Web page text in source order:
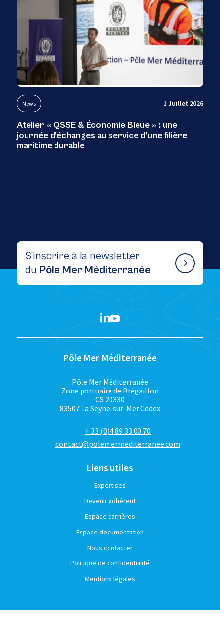
News 1 Juillet 2026
Atelier « QSSE & Économie Bleue » : une
journée d’échanges au service d’une filière
maritime durable
S’inscrire à la newsletter
du Pôle Mer Méditerranée
Pôle Mer Méditerranée
Pôle Mer Méditerranée
Zone portuaire de Brégaillon
CS 20330
83507 La Seyne-sur-Mer Cedex
+ 33 (0)4 89 33 00 70
contact@polemermediterranee.com
Liens utiles
Expertises
Devenir adhérent
Espace carrières
Espace documentation
Nous contacter
Politique de confidentialité
Mentions légales